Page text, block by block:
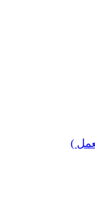
)